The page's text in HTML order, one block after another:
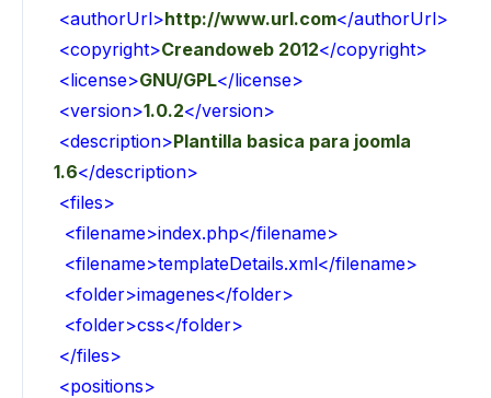
<authorUrl>http://www.url.com</authorUrl>
<copyright>Creandoweb 2012</copyright>
<license>GNU/GPL</license>
<version>1.0.2</version>
<description>Plantilla basica para joomla
1.6</description>
<files>
<filename>index.php</filename>
<filename>templateDetails.xml</filename>
<folder>imagenes</folder>
<folder>css</folder>
</files>
<positions>